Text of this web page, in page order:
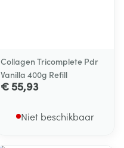
Collagen Tricomplete Pdr
Vanilla 400g Refill
€ 55,93
Niet beschikbaar